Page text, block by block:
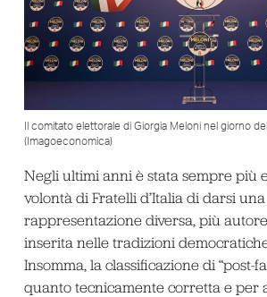
Il comitato elettorale di Giorgia Meloni nel giorno
(Imagoeconomica)
Negli ultimi anni è stata sempre più
volontà di Fratelli d’Italia di darsi una
rappresentazione diversa, più
inserita nelle tradizioni
Insomma, la classificazione di “post-
quanto tecnicamente corretta e per